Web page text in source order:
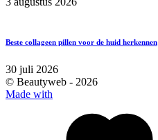
Beste collageen pillen voor de huid herkennen
30 juli 2026
© Beautyweb - 2026
Made with